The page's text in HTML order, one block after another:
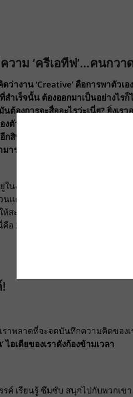
าม ‘ครีเอทีฟ’…คนกว
ว่างาน ‘Creative’ คือการพาตัวเ
ำเร็จนั้น ต้องออกมาเป็นอย่างไร
ต้องการจะสื่ออะไรว่ะเนี่ย? ยิ่งเ
ตัวงาน มากกว่าแกนความคิดที่เฉี
สิบแปดตลบให้ปวดลำไส้เล่น…จึง
มารถฝึกฝนและพัฒนาตนเอง ดึงค
ยู่ในงานทุกงาน ตำแหน่งทุกตำแหน่
นแต่ต้องใช้ความเป็นครีเอทีฟเกือ
สะอาดราบเรียบ เป็นไปในทิศทา
อ 20 เคล็ด ที่จะปลุกต่อมความเป็น
าพลาดที่จะจดบันทึกความคิดของ
ไอเดียของเราดังก้องข้ามเวลา
เรียนรู้ ซึมซับ สนุกไปกับพวกเขา